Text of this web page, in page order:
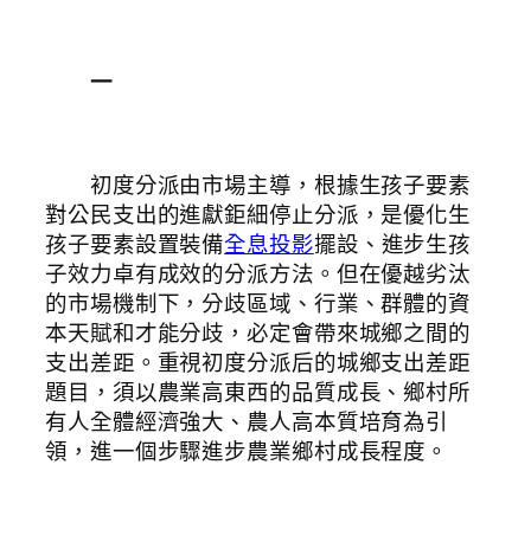
一
初度分派由市場主導，根據生孩子要素
對公民支出的進獻鉅細停止分派，是優化生
孩子要素設置裝備全息投影擺設、進步生孩
子效力卓有成效的分派方法。但在優越劣汰
的市場機制下，分歧區域、行業、群體的資
本天賦和才能分歧，必定會帶來城鄉之間的
支出差距。重視初度分派后的城鄉支出差距
題目，須以農業高東西的品質成長、鄉村所
有人全體經濟強大、農人高本質培育為引
領，進一個步驟進步農業鄉村成長程度。